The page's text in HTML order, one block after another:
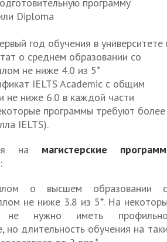
Diploma
год обучения в университете
о среднем образовании со
не ниже 4.0 из 5*
IELTS Academic с общим
не ниже 6.0 в каждой части
программы требуют более
IELTS).
на магистерские
о высшем образовании
не ниже 3.8 из 5*. На
не нужно иметь
но длительность обучения на